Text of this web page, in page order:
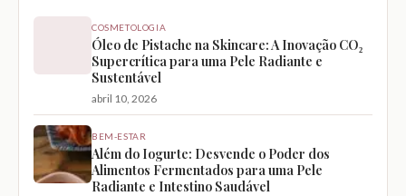
COSMETOLOGIA
Óleo de Pistache na Skincare: A Inovação CO₂
Supercrítica para uma Pele Radiante e
Sustentável
abril 10, 2026
BEM-ESTAR
Além do Iogurte: Desvende o Poder dos
Alimentos Fermentados para uma Pele
Radiante e Intestino Saudável